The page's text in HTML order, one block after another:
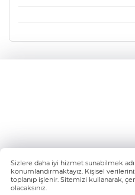
Sizlere daha iyi hizmet sunabilmek
konumlandırmaktayız. Kişisel
toplanıp işlenir. Sitemizi kullanarak,
olacaksınız.